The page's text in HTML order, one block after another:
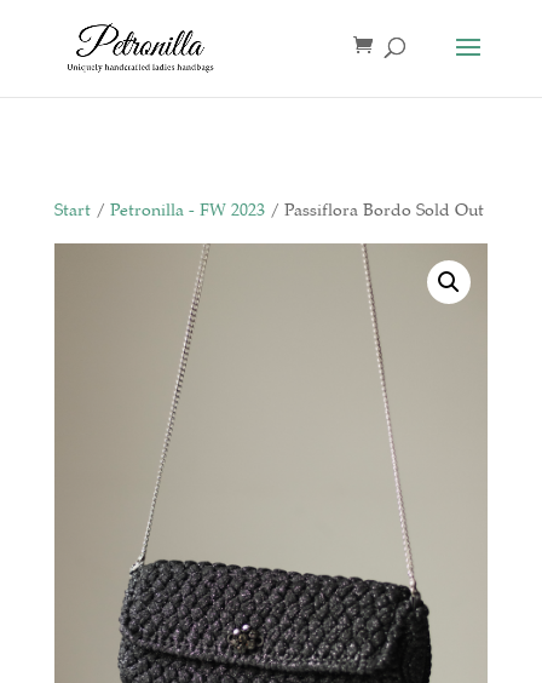
Start/ Petronilla - FW 2023/ Passiflora Bordo Sold Out